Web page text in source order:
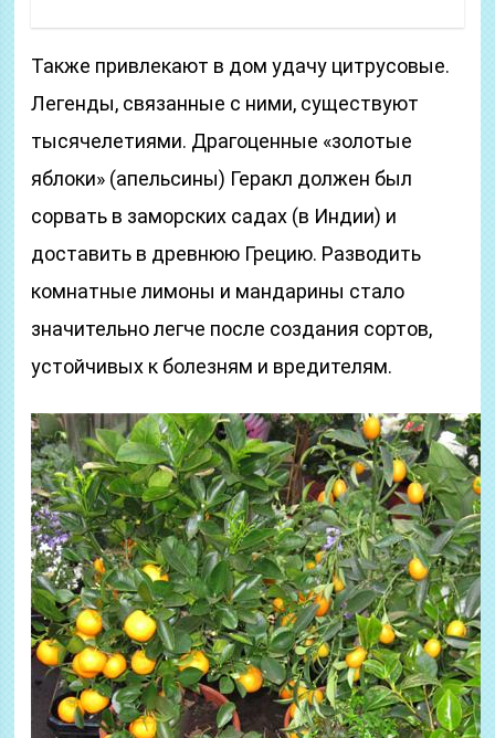
Также привлекают в дом удачу цитрусовые.
Легенды, связанные с ними, существуют
тысячелетиями. Драгоценные «золотые
яблоки» (апельсины) Геракл должен был
сорвать в заморских садах (в Индии) и
доставить в древнюю Грецию. Разводить
комнатные лимоны и мандарины стало
значительно легче после создания сортов,
устойчивых к болезням и вредителям.